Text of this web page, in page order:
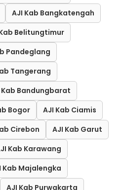
AJI Kab Bangkatengah
Belitungtimur
Pandeglang
Tangerang
Kab Bandungbarat
Bogor
AJI Kab Ciamis
Cirebon
AJI Kab Garut
Kab Karawang
Kab Majalengka
AJI Kab Purwakarta